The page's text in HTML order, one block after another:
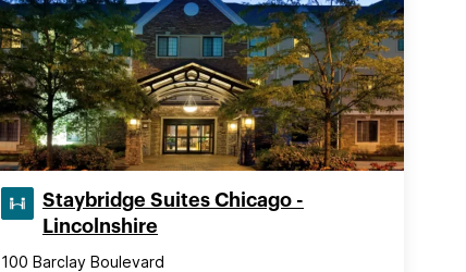
Staybridge Suites Chicago -
Lincolnshire
100 Barclay Boulevard